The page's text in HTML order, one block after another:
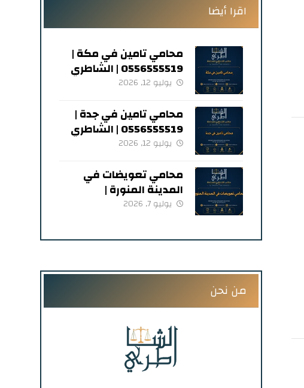
اقرا أيضا
محامي تامين في مكة |
0556555519 | الشاطري
للمحاماة
يوليو 12, 2026
محامي تامين في جدة |
0556555519 | الشاطري
للمحاماة
يوليو 12, 2026
محامي تعويضات في
المدينة المنورة |
يوليو 7, 2026
من نحن